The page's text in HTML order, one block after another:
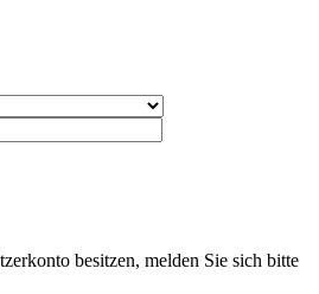
besitzen, melden Sie sich bitte